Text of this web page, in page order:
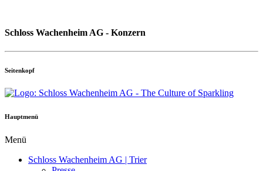
Schloss Wachenheim AG - Konzern
Seitenkopf
Hauptmenü
Menü
Schloss Wachenheim AG | Trier